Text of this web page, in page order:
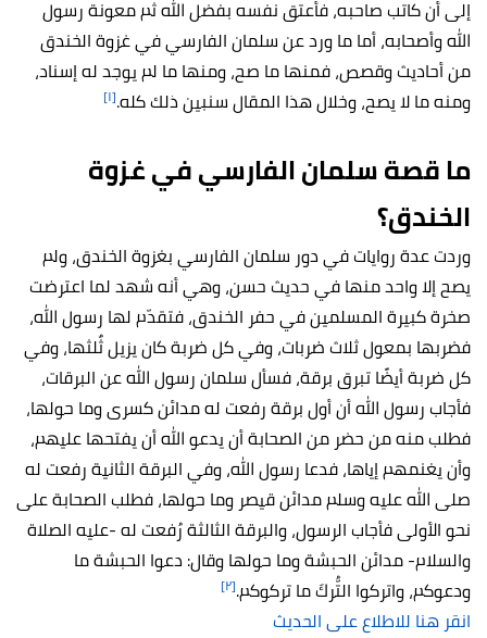
إلى أن كاتب صاحبه، فأعتق نفسه بفضل الله ثم معونة رسول
الله وأصحابه، أما ما ورد عن سلمان الفارسي في غزوة الخندق
من أحاديث وقصص، فمنها ما صح، ومنها ما لم يوجد له إسناد،
ومنه ما لا يصح، وخلال هذا المقال سنبين ذلك كله.[١]
ما قصة سلمان الفارسي في غزوة
الخندق؟
وردت عدة روايات في دور سلمان الفارسي بغزوة الخندق، ولم
يصح إلا واحد منها في حديث حسن، وهي أنه شهد لما اعترضت
صخرة كبيرة المسلمين في حفر الخندق، فتقدّم لها رسول الله،
فضربها بمعول ثلاث ضربات، وفي كل ضربة كان يزيل ثٌلثها، وفي
كل ضربة أيضًا تبرق برقة، فسأل سلمان رسول الله عن البرقات،
فأجاب رسول الله أن أول برقة رفعت له مدائن كسرى وما حولها،
فطلب منه من حضر من الصحابة أن يدعو الله أن يفتحها عليهم،
وأن يغنمهم إياها، فدعا رسول الله، وفي البرقة الثانية رفعت له
صلى الله عليه وسلم مدائن قيصر وما حولها، فطلب الصحابة على
نحو الأولى فأجاب الرسول، والبرقة الثالثة رُفعت له -عليه الصلاة
والسلام- مدائن الحبشة وما حولها وقال: دعوا الحبشة ما
ودعوكم، واتركوا التُّركَ ما تركوكم.[٢]
انقر هنا للاطلاع على الحديث